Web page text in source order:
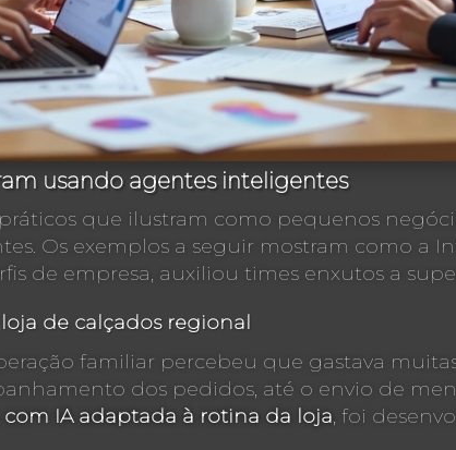
usando agentes inteligentes
que ilustram como pequenos
Os exemplos a seguir mostram como a
de empresa, auxiliou times enxutos a
de calçados regional
familiar percebeu que gastava
dos pedidos, até o envio de
IA adaptada à rotina da loja, foi